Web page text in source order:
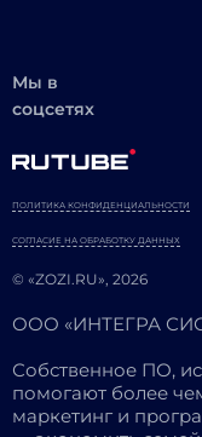
Мы в
соцсетях
© «ZOZI.RU», 2026
ПОЛИТИКА КОНФИДЕНЦИАЛЬНОСТИ
СОГЛАСИЕ НА ОБРАБОТКУ ДАННЫХ
ООО «ИНТЕГРА
Собственное ПО,
помогают более
маркетинг и